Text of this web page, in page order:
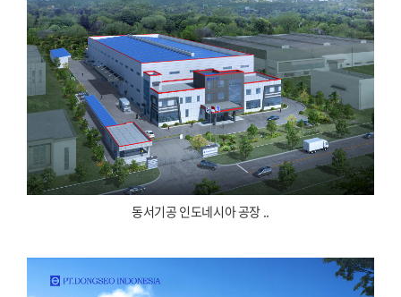
동서기공 인도네시아 공장 ..